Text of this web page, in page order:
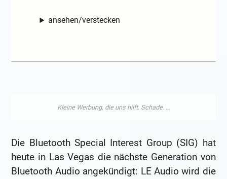
ansehen/verstecken
Die Bluetooth Special Interest Group (SIG) hat
heute in Las Vegas die nächste Generation von
Bluetooth Audio angekündigt: LE Audio wird die